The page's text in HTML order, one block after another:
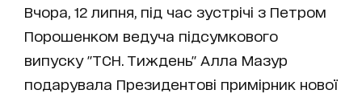
Вчора, 12 липня, під час зустрічі з Петром
Порошенком ведуча підсумкового
випуску "ТСН. Тиждень" Алла Мазур
подарувала Президентові примірник нової